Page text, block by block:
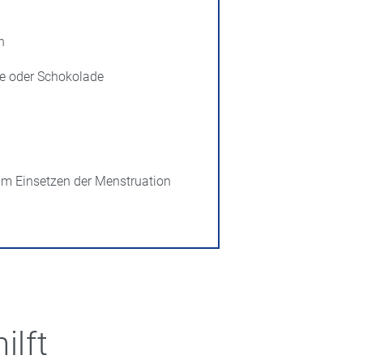
oder Schokolade
Einsetzen der Menstruation